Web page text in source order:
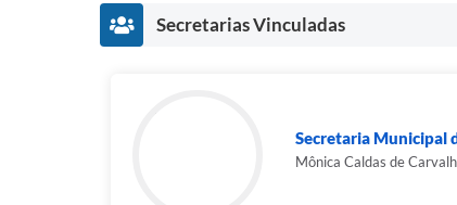
Secretarias Vinculadas
Secretaria Municipal
Mônica Caldas de